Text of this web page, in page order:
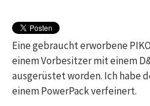
Eine gebraucht erworbene
einem Vorbesitzer mit einem
ausgerüstet worden. Ich habe
einem PowerPack verfeinert.